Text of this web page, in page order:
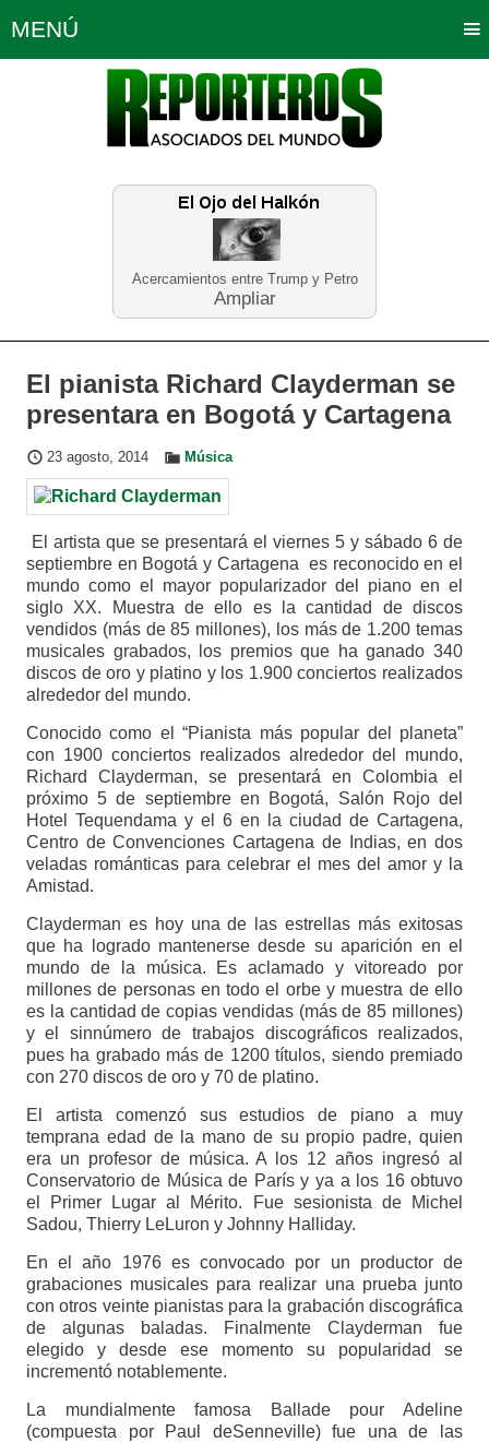
Acercamientos entre Trump y Petro
Ampliar
MENÚ
Política Opinión Bogotá
Planeta Tierra Deportes
Educación Neira
El pianista Richard Clayderman se
presentara en Bogotá y Cartagena
23 agosto, 2014 Música
El artista que se presentará el viernes 5 y sábado 6 de
septiembre en Bogotá y Cartagena es reconocido en el
mundo como el mayor popularizador del piano en el
siglo XX. Muestra de ello es la cantidad de discos
vendidos (más de 85 millones), los más de 1.200 temas
musicales grabados, los premios que ha ganado 340
discos de oro y platino y los 1.900 conciertos realizados
alrededor del mundo.
Conocido como el “Pianista más popular del planeta”
con 1900 conciertos realizados alrededor del mundo,
Richard Clayderman, se presentará en Colombia el
próximo 5 de septiembre en Bogotá, Salón Rojo del
Hotel Tequendama y el 6 en la ciudad de Cartagena,
Centro de Convenciones Cartagena de Indias, en dos
veladas románticas para celebrar el mes del amor y la
Amistad.
Clayderman es hoy una de las estrellas más exitosas
que ha logrado mantenerse desde su aparición en el
mundo de la música. Es aclamado y vitoreado por
millones de personas en todo el orbe y muestra de ello
es la cantidad de copias vendidas (más de 85 millones)
y el sinnúmero de trabajos discográficos realizados,
pues ha grabado más de 1200 títulos, siendo premiado
con 270 discos de oro y 70 de platino.
El artista comenzó sus estudios de piano a muy
temprana edad de la mano de su propio padre, quien
era un profesor de música. A los 12 años ingresó al
Conservatorio de Música de París y ya a los 16 obtuvo
el Primer Lugar al Mérito. Fue sesionista de Michel
Sadou, Thierry LeLuron y Johnny Halliday.
En el año 1976 es convocado por un productor de
grabaciones musicales para realizar una prueba junto
con otros veinte pianistas para la grabación discográfica
de algunas baladas. Finalmente Clayderman fue
elegido y desde ese momento su popularidad se
incrementó notablemente.
La mundialmente famosa Ballade pour Adeline
(compuesta por Paul deSenneville) fue una de las